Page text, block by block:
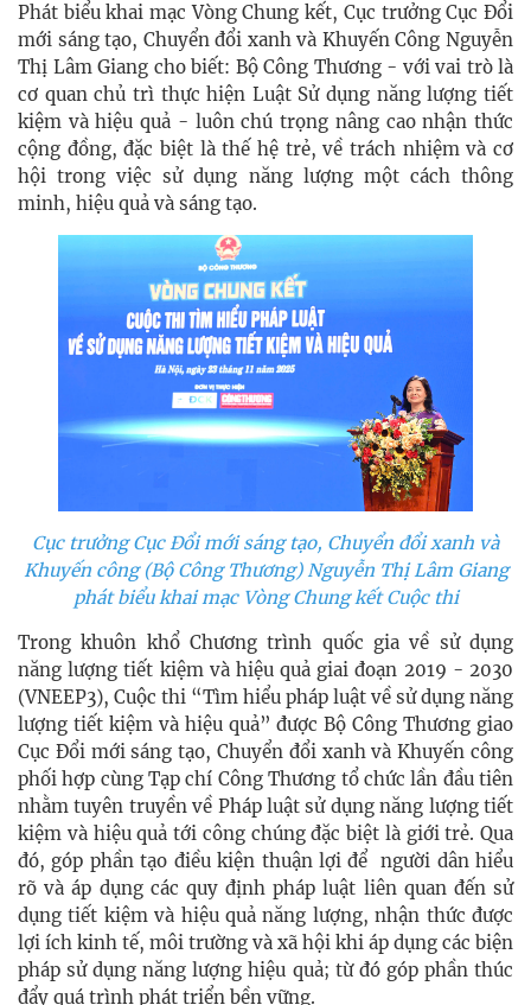
Phát biểu khai mạc Vòng Chung kết, Cục trưởng Cục Đổi
mới sáng tạo, Chuyển đổi xanh và Khuyến Công Nguyễn
Thị Lâm Giang cho biết: Bộ Công Thương - với vai trò là
cơ quan chủ trì thực hiện Luật Sử dụng năng lượng tiết
kiệm và hiệu quả - luôn chú trọng nâng cao nhận thức
cộng đồng, đặc biệt là thế hệ trẻ, về trách nhiệm và cơ
hội trong việc sử dụng năng lượng một cách thông
minh, hiệu quả và sáng tạo.
Cục trưởng Cục Đổi mới sáng tạo, Chuyển đổi xanh và
Khuyến công (Bộ Công Thương) Nguyễn Thị Lâm Giang
phát biểu khai mạc Vòng Chung kết Cuộc thi
Trong khuôn khổ Chương trình quốc gia về sử dụng
năng lượng tiết kiệm và hiệu quả giai đoạn 2019 - 2030
(VNEEP3), Cuộc thi “Tìm hiểu pháp luật về sử dụng năng
lượng tiết kiệm và hiệu quả” được Bộ Công Thương giao
Cục Đổi mới sáng tạo, Chuyển đổi xanh và Khuyến công
phối hợp cùng Tạp chí Công Thương tổ chức lần đầu tiên
nhằm tuyên truyền về Pháp luật sử dụng năng lượng tiết
kiệm và hiệu quả tới công chúng đặc biệt là giới trẻ. Qua
đó, góp phần tạo điều kiện thuận lợi để người dân hiểu
rõ và áp dụng các quy định pháp luật liên quan đến sử
dụng tiết kiệm và hiệu quả năng lượng, nhận thức được
lợi ích kinh tế, môi trường và xã hội khi áp dụng các biện
pháp sử dụng năng lượng hiệu quả; từ đó góp phần thúc
đẩy quá trình phát triển bền vững.